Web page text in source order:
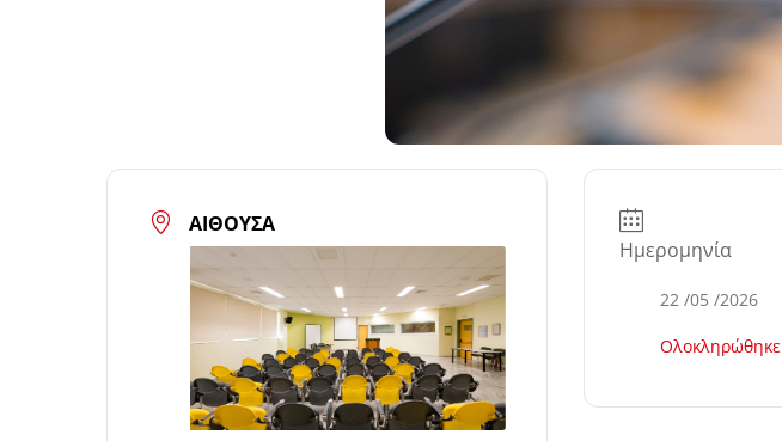
ΑΊΘΟΥΣΑ
Ημερομηνία
22 /05 /2026
Ολοκληρώθηκε